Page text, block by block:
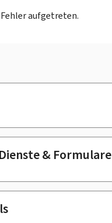
aufgetreten.
& Formulare